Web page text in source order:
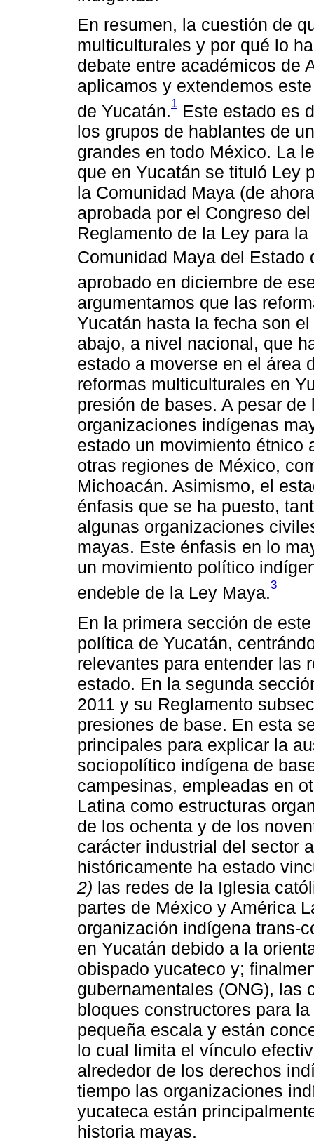
En resumen, la cuestión de
multiculturales y por qué lo
debate entre académicos de
aplicamos y extendemos
de Yucatán.1 Este estado es
los grupos de hablantes de
grandes en todo México. La
que en Yucatán se tituló Ley
la Comunidad Maya (de
aprobada por el Congreso
Reglamento de la Ley para
Comunidad Maya del Estado
aprobado en diciembre de
argumentamos que las
Yucatán hasta la fecha son
abajo, a nivel nacional, que
estado a moverse en el área
reformas multiculturales en
presión de bases. A pesar
organizaciones indígenas
estado un movimiento étnico
otras regiones de México,
Michoacán. Asimismo, el
énfasis que se ha puesto,
algunas organizaciones
mayas. Este énfasis en lo
un movimiento político
endeble de la Ley Maya.3
En la primera sección de
política de Yucatán,
relevantes para entender las
estado. En la segunda
2011 y su Reglamento
presiones de base. En esta
principales para explicar la
sociopolítico indígena de
campesinas, empleadas en
Latina como estructuras
de los ochenta y de los
carácter industrial del sector
históricamente ha estado
2) las redes de la Iglesia
partes de México y América
organización indígena trans-
en Yucatán debido a la
obispado yucateco y;
gubernamentales (ONG), las
bloques constructores para
pequeña escala y están
lo cual limita el vínculo
alrededor de los derechos
tiempo las organizaciones
yucateca están
historia mayas.